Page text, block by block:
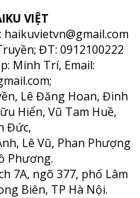
VIỆT
ĐT: 0912100222
Minh Trí, Email:
Lê Đăng Hoan, Đinh
Hiển, Vũ Tam Huề,
Đức,
Lê Vũ, Phan Phượng
Phương.
7A, ngõ 377, phố Lâm
Biên, TP Hà Nội.